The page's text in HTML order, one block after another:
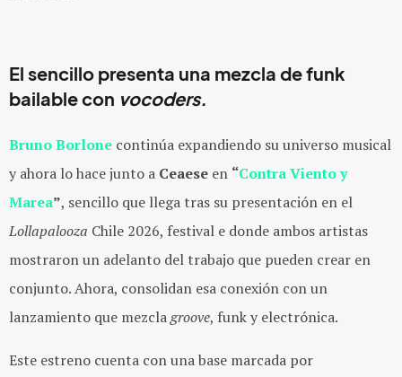
El sencillo presenta una mezcla de funk
bailable con vocoders.
Bruno Borlone continúa expandiendo su universo musical
y ahora lo hace junto a Ceaese en “Contra Viento y
Marea”, sencillo que llega tras su presentación en el
Lollapalooza Chile 2026, festival e donde ambos artistas
mostraron un adelanto del trabajo que pueden crear en
conjunto. Ahora, consolidan esa conexión con un
lanzamiento que mezclagroove, funk y electrónica.
Este estreno cuenta con una base marcada por